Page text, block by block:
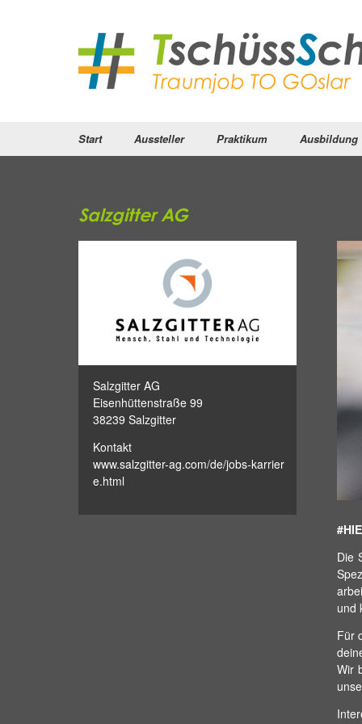
Start Aussteller Praktikum Ausbildung
Salzgitter AG
Salzgitter AG
Eisenhüttenstraße 99
38239 Salzgitter
Kontakt
www.salzgitter-ag.com/de/jobs-karrier
e.html
Die
und
Für
Wir